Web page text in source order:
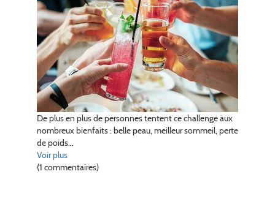
De plus en plus de personnes tentent ce challenge aux
nombreux bienfaits : belle peau, meilleur sommeil, perte
de poids...
Voir plus
(1 commentaires)